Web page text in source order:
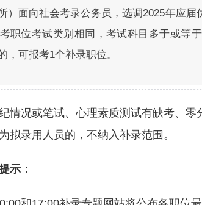
）面向社会考录公务员，选调2025年应
职位考试类别相同，考试科目多于或等
，可报考1个补录职位。
情况或笔试、心理素质测试有缺考、零
拟录用人员的，不纳入补录范围。
示：